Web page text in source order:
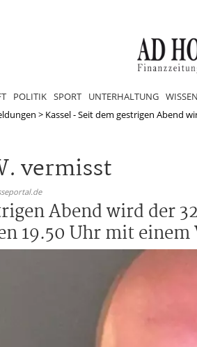
POLITIK SPORT UNTERHALTUNG
> Kassel - Seit dem gestrigen Abend
vermisst
Abend wird der
19.50 Uhr mit